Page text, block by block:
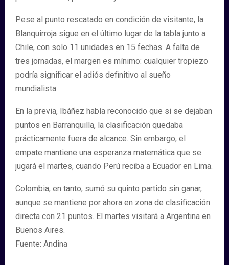
Pese al punto rescatado en condición de visitante, la
Blanquirroja sigue en el último lugar de la tabla junto a
Chile, con solo 11 unidades en 15 fechas. A falta de
tres jornadas, el margen es mínimo: cualquier tropiezo
podría significar el adiós definitivo al sueño
mundialista.
En la previa, Ibáñez había reconocido que si se dejaban
puntos en Barranquilla, la clasificación quedaba
prácticamente fuera de alcance. Sin embargo, el
empate mantiene una esperanza matemática que se
jugará el martes, cuando Perú reciba a Ecuador en Lima.
Colombia, en tanto, sumó su quinto partido sin ganar,
aunque se mantiene por ahora en zona de clasificación
directa con 21 puntos. El martes visitará a Argentina en
Buenos Aires.
Fuente: Andina